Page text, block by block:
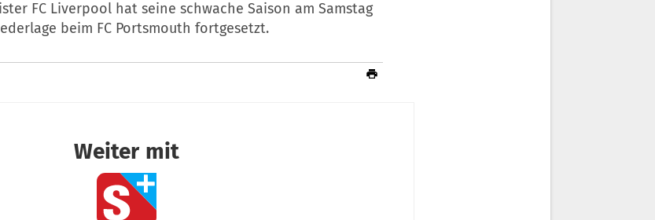
FC Liverpool hat seine schwache Saison am Samstag
beim FC Portsmouth fortgesetzt.